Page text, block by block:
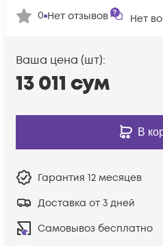
0 Нет отзывов Нет
Ваша цена (шт):
13 011 сум
В
Гарантия 12 месяцев
Доставка от 3 дней
Самовывоз бесплатно